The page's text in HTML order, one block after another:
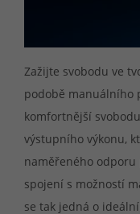
Zažijte svobodu ve
podobě manuálního
komfortnější
výstupního výkonu,
naměřeného
spojení s možností
se tak jedná o